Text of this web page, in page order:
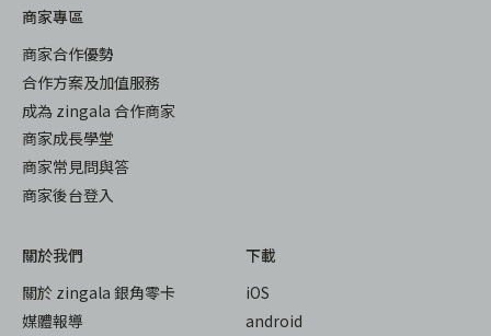
商家專區
商家合作優勢
合作方案及加值服務
成為 zingala 合作商家
商家成長學堂
商家常見問與答
商家後台登入
關於我們
關於 zingala 銀角零卡
媒體報導
下載
iOS
android